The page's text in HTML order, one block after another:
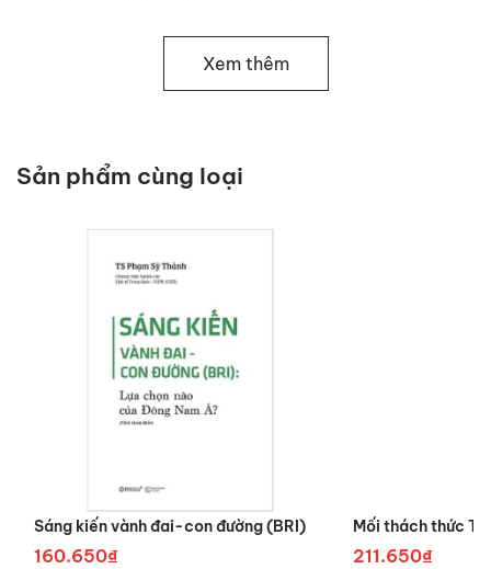
Xem thêm
Sản phẩm cùng loại
Sáng kiến vành đai-con đường (BRI)
160.650₫
Mối thách thức
211.650₫